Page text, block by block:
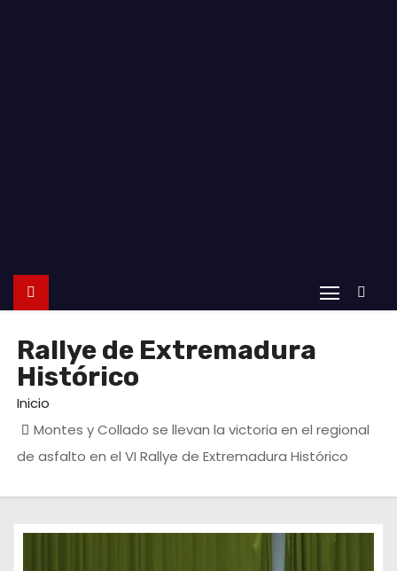
Rallye de Extremadura
Histórico
Inicio
Montes y Collado se llevan la victoria en el regional
de asfalto en el VI Rallye de Extremadura Histórico